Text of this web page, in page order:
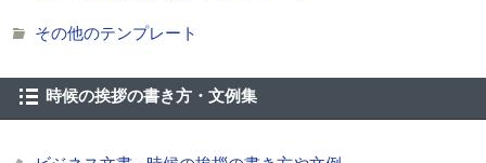
その他のテンプレート
時候の挨拶の書き方・文例集